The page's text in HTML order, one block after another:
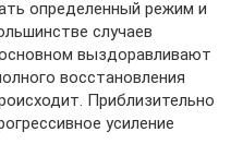
определенный режим и
случаев
выздоравливают
восстановления
Приблизительно
усиление